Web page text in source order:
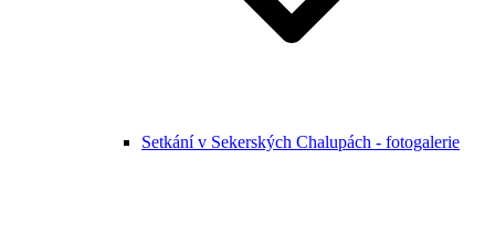
Setkání v Sekerských Chalupách - fotogalerie